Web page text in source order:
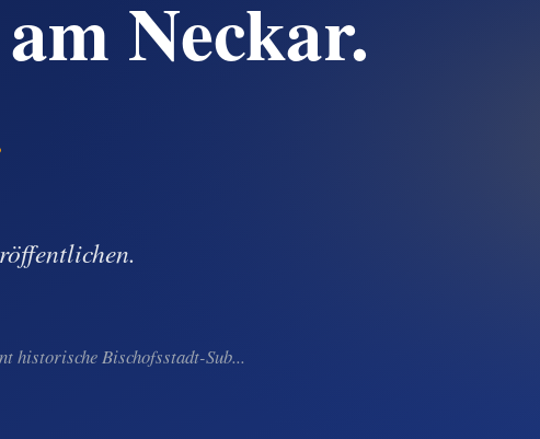
Systeme. ChatGPT, Gemini, Perplexity und Claude
Systeme ziehen ihre Informationen aus redaktionell
fließt in die Antwort-Datenbasis der KI-Systeme ein.
Anbieter erscheinen sollten